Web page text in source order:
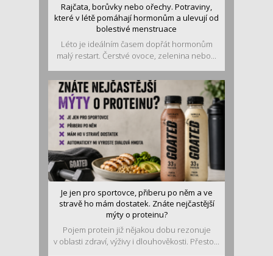
Rajčata, borůvky nebo ořechy. Potraviny,
které v létě pomáhají hormonům a ulevují od
bolestivé menstruace
Léto je ideálním časem dopřát hormonům
malý restart. Čerstvé ovoce, zelenina nebo...
Je jen pro sportovce, přiberu po něm a ve
stravě ho mám dostatek. Znáte nejčastější
mýty o proteinu?
Pojem protein již nějakou dobu rezonuje
v oblasti zdraví, výživy i dlouhověkosti. Přesto...